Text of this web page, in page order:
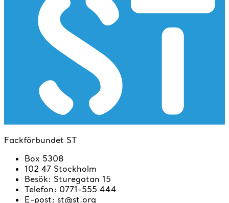
Fackförbundet ST
Box 5308
102 47 Stockholm
Besök: Sturegatan 15
Telefon: 0771-555 444
E-post: st@st.org